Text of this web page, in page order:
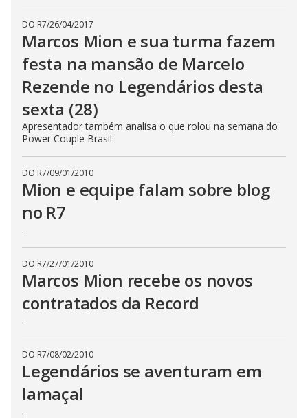
DO R7/26/04/2017
Marcos Mion e sua turma fazem
festa na mansão de Marcelo
Rezende no Legendários desta
sexta (28)
Apresentador também analisa o que rolou na semana do
Power Couple Brasil
DO R7/09/01/2010
Mion e equipe falam sobre blog
no R7
.
DO R7/27/01/2010
Marcos Mion recebe os novos
contratados da Record
.
DO R7/08/02/2010
Legendários se aventuram em
lamaçal
.